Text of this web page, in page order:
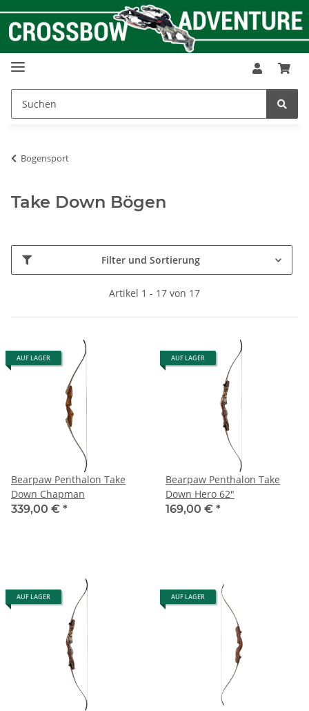
Bogensport
Take Down Bögen
Filter und Sortierung
Artikel 1 - 17 von 17
AUF LAGER
Bearpaw Penthalon Take
Down Chapman
339,00 € *
AUF LAGER
Bearpaw Penthalon Take
Down Hero 62"
169,00 € *
AUF LAGER AUF LAGER